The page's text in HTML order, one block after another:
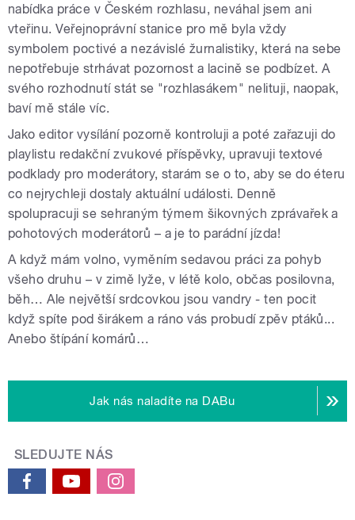
nabídka práce v Českém rozhlasu, neváhal jsem ani
vteřinu. Veřejnoprávní stanice pro mě byla vždy
symbolem poctivé a nezávislé žurnalistiky, která na sebe
nepotřebuje strhávat pozornost a lacině se podbízet. A
svého rozhodnutí stát se "rozhlasákem" nelituji, naopak,
baví mě stále víc.
Jako editor vysílání pozorně kontroluji a poté zařazuji do
playlistu redakční zvukové příspěvky, upravuji textové
podklady pro moderátory, starám se o to, aby se do éteru
co nejrychleji dostaly aktuální události. Denně
spolupracuji se sehraným týmem šikovných zprávařek a
pohotových moderátorů – a je to parádní jízda!
A když mám volno, vyměním sedavou práci za pohyb
všeho druhu – v zimě lyže, v létě kolo, občas posilovna,
běh… Ale největší srdcovkou jsou vandry - ten pocit
když spíte pod širákem a ráno vás probudí zpěv ptáků...
Anebo štípání komárů…
Jak nás naladíte na DABu
SLEDUJTE NÁS